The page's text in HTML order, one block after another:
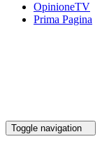
OpinioneTV
Prima Pagina
Toggle navigation